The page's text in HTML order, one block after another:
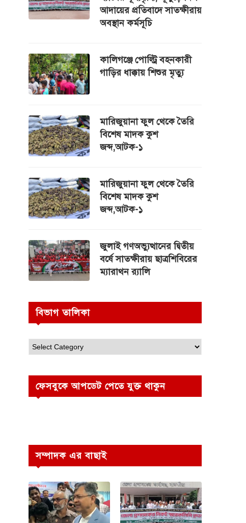
আদায়ের প্রতিবাদে সাতক্ষীরায়
অবস্থান কর্মসূচি
কালিগঞ্জে পোল্ট্রি বহনকারী
গাড়ির ধাক্কায় শিশুর মৃত্যু
মারিজুয়ানা ফুল থেকে তৈরি
বিশেষ মাদক কুশ
জব্দ,আটক-১
মারিজুয়ানা ফুল থেকে তৈরি
বিশেষ মাদক কুশ
জব্দ,আটক-১
জুলাই গণঅভ্যুত্থানের দ্বিতীয়
বর্ষে সাতক্ষীরায় ছাত্রশিবিরের
ম্যারাথন র‌্যালি
বিভাগ তালিকা
ফেসবুকে আপডেট পেতে যুক্ত থাকুন
সম্পাদক এর বাছাই